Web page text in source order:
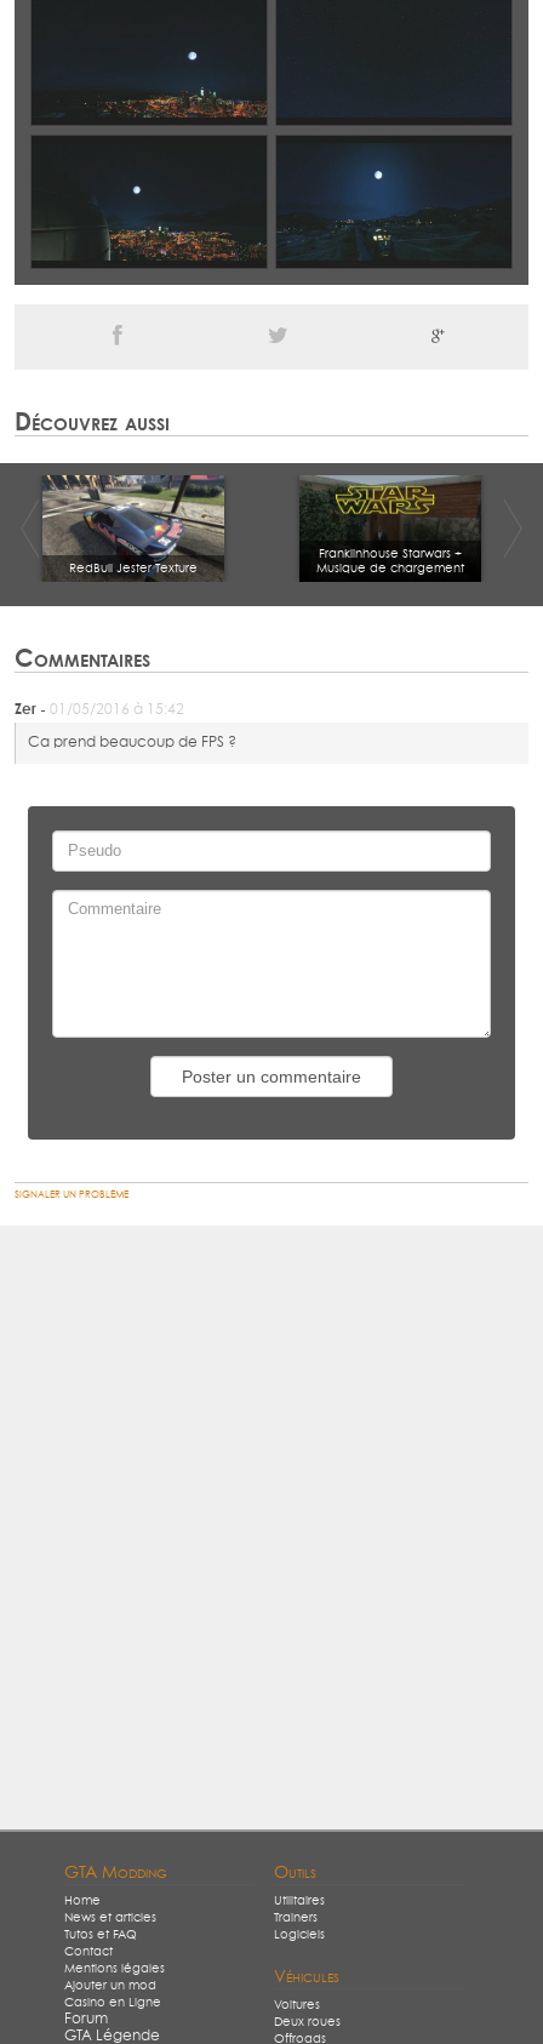
Découvrez aussi
RedBull Jester Texture
Franklinhouse Starwars +
Musique de chargement
Commentaires
Zer - 01/05/2016 à 15:42
Ca prend beaucoup de FPS ?
SIGNALER UN PROBLÈME
GTA Modding
Home
News et articles
Tutos et FAQ
Contact
Mentions légales
Ajouter un mod
Casino en Ligne
Forum
GTA Légende
Outils
Utilitaires
Trainers
Logiciels
Véhicules
Voitures
Deux roues
Offroads